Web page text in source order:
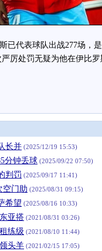
代表球队出战277场，
厉处罚无疑为他在伊比
长并 (2025/12/19 15:53)
分钟丢球 (2025/09/22 07:50)
判罚 (2025/09/17 11:41)
空门助 (2025/08/31 09:15)
希望 (2025/08/16 10:33)
亚搭 (2021/08/31 03:26)
练级 (2021/08/10 11:44)
头羊 (2021/02/15 17:05)